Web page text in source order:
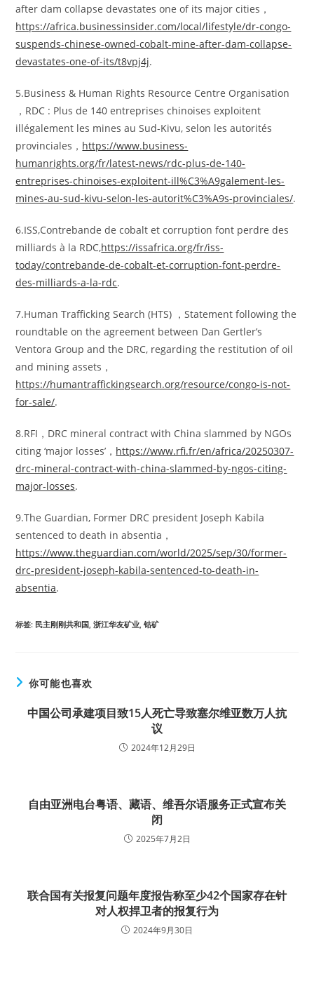
after dam collapse devastates one of its major cities，
https://africa.businessinsider.com/local/lifestyle/dr-congo-
suspends-chinese-owned-cobalt-mine-after-dam-collapse-
devastates-one-of-its/t8vpj4j.
5.Business & Human Rights Resource Centre Organisation
，RDC : Plus de 140 entreprises chinoises exploitent
illégalement les mines au Sud-Kivu, selon les autorités
provinciales， https://www.business-
humanrights.org/fr/latest-news/rdc-plus-de-140-
entreprises-chinoises-exploitent-ill%C3%A9galement-les-
mines-au-sud-kivu-selon-les-autorit%C3%A9s-provinciales/.
6.ISS,Contrebande de cobalt et corruption font perdre des
milliards à la RDC,https://issafrica.org/fr/iss-
today/contrebande-de-cobalt-et-corruption-font-perdre-
des-milliards-a-la-rdc.
7.Human Trafficking Search (HTS) ，Statement following the
roundtable on the agreement between Dan Gertler’s
Ventora Group and the DRC, regarding the restitution of oil
and mining assets，
https://humantraffickingsearch.org/resource/congo-is-not-
for-sale/.
8.RFI，DRC mineral contract with China slammed by NGOs
citing ‘major losses’， https://www.rfi.fr/en/africa/20250307-
drc-mineral-contract-with-china-slammed-by-ngos-citing-
major-losses.
9.The Guardian, Former DRC president Joseph Kabila
sentenced to death in absentia，
https://www.theguardian.com/world/2025/sep/30/former-
drc-president-joseph-kabila-sentenced-to-death-in-
absentia.
标签: 民主刚刚共和国 浙江华友矿业 钴矿
你可能也喜欢
中国公司承建项目致15人死亡导致塞尔维亚数万人抗
议
2024年12月29日
自由亚洲电台粤语、藏语、维吾尔语服务正式宣布关
闭
2025年7月2日
联合国有关报复问题年度报告称至少42个国家存在针
对人权捍卫者的报复行为
2024年9月30日